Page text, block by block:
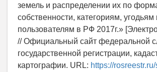
земель и распределении их по
собственности, категориям, угодьям
пользователям в РФ 2017г.»
// Официальный сайт федеральной
государственной регистрации,
картографии. URL: https://